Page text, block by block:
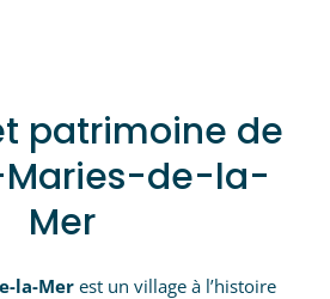
patrimoine de
Maries-de-la-
Mer
la-Merest un village à l’histoire